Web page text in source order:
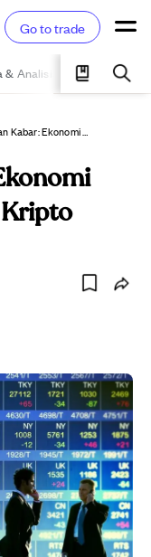
Go to trade
Analisis Pelajari
Rangkuman Kabar: Ekonomi Tumbuh Subur, ATM Kripto Menjamur